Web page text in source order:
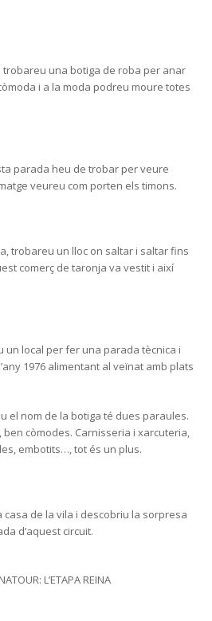
trobareu una botiga de roba per anar
i a la moda podreu moure totes
parada heu de trobar per veure
veureu com porten els timons.
trobareu un lloc on saltar i saltar fins
comerç de taronja va vestit i així
un local per fer una parada tècnica i
1976 alimentant al veïnat amb plats
el nom de la botiga té dues paraules.
còmodes. Carnisseria i xarcuteria,
embotits…, tot és un plus.
casa de la vila i descobriu la sorpresa
d’aquest circuit.
L’ETAPA REINA